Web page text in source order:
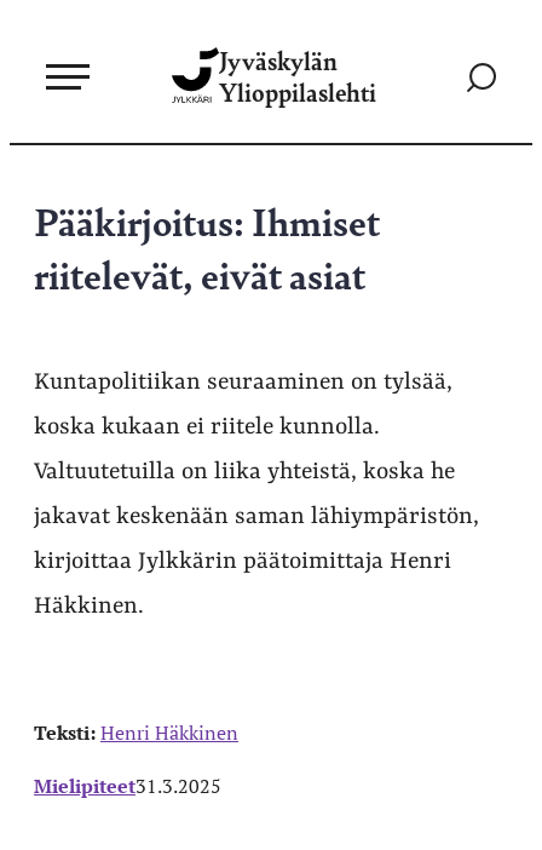
sisältöön
Jyväskylän
Ylioppilaslehti
Siirry
Pääkirjoitus: Ihmiset
riitelevät, eivät asiat
Kuntapolitiikan seuraaminen on tylsää,
koska kukaan ei riitele kunnolla.
Valtuutetuilla on liika yhteistä, koska he
jakavat keskenään saman lähiympäristön,
kirjoittaa Jylkkärin päätoimittaja Henri
Häkkinen.
Teksti:Henri Häkkinen
Mielipiteet31.3.2025